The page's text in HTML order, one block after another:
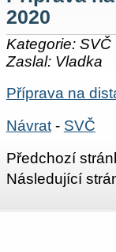
2020
Kategorie: SVČ
Zaslal: Vladka
Příprava na
Návrat- SVČ
Předchozí
Následující